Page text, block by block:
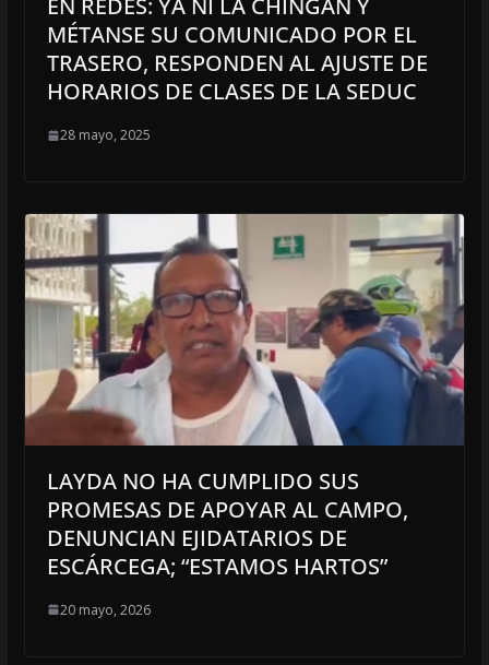
EN REDES: YA NI LA CHINGAN Y
MÉTANSE SU COMUNICADO POR EL
TRASERO, RESPONDEN AL AJUSTE DE
HORARIOS DE CLASES DE LA SEDUC
28 mayo, 2025
LAYDA NO HA CUMPLIDO SUS
PROMESAS DE APOYAR AL CAMPO,
DENUNCIAN EJIDATARIOS DE
ESCÁRCEGA; “ESTAMOS HARTOS”
20 mayo, 2026